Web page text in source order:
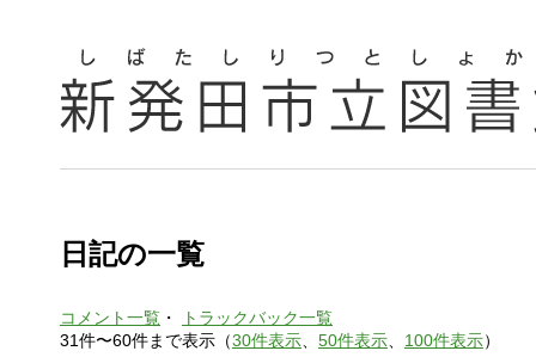
日記の一覧
コメント一覧 ・
トラックバック一覧
31件〜60件まで表示（30件表示 50件表示 100件表示）